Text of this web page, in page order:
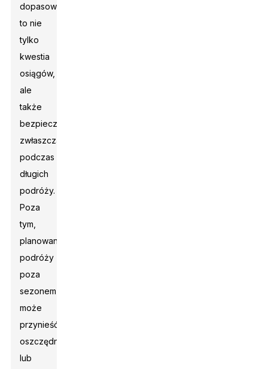
dopasowanie
to nie
tylko
kwestia
osiągów,
ale
także
bezpieczeństwa,
zwłaszcza
podczas
długich
podróży.
Poza
tym,
planowanie
podróży
poza
sezonem
może
przynieść
oszczędności
lub